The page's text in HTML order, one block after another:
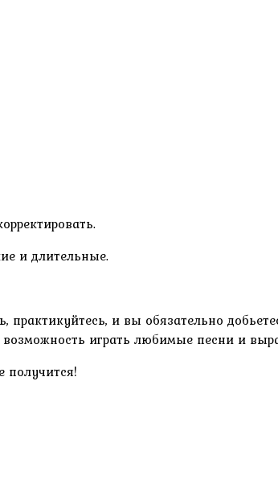
и длительные.
и вы обязательно
играть любимые песни и
получится!